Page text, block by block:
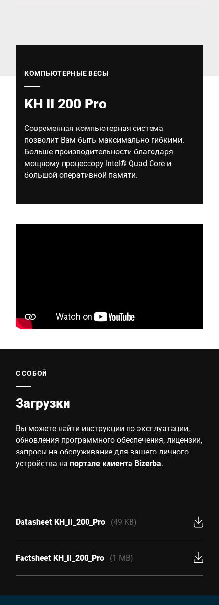
КОМПЬЮТЕРНЫЕ ВЕСЫ
KH II 200 Pro
Современная компьютерная система
позволит Вам быть максимально гибкими.
Больше производительности благодаря
мощному процессору Intel® Quad Core и
большой оперативной памяти.
С СОБОЙ
Загрузки
Вы можете найти инструкции по эксплуатации,
обновления программного обеспечения, лицензии,
запросы на обслуживание для вашего личного
устройства на портале клиента Bizerba.
Datasheet KH_II_200_Pro (49 KB)
Factsheet KH_II_200_Pro (1 MB)